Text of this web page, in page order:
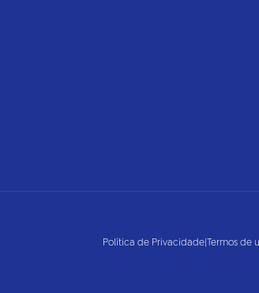
Política de Privacidade|Termos de